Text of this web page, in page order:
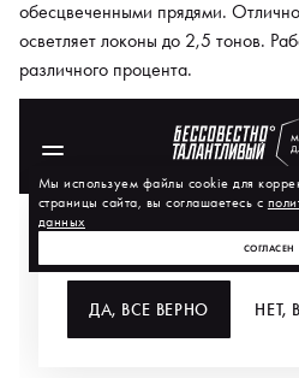
обесцвеченными прядями.
осветляет локоны до 2,5 тонов.
различного процента.